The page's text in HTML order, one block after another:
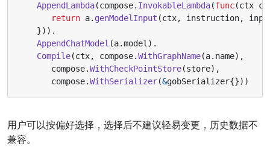
AppendLambda(compose. InvokableLambda(func(ctx
return a. genModelInput (ctx, instruction,
})).
AppendChatModel (a.model ).
Compile(ctx, compose.WithGraphName(a. name),
compose.WithCheckPointStore(store),
compose.WithSerializer(&gobSerializer{}))
用户可以按偏好选择，选择后不建议轻易变更，历史数据不
兼容。